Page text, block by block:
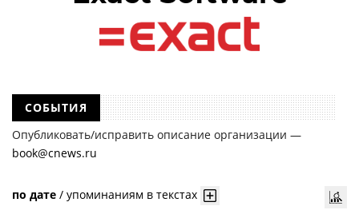
СОБЫТИЯ
Опубликовать/исправить описание организации —
book@cnews.ru
по дате / упоминаниям в текстах